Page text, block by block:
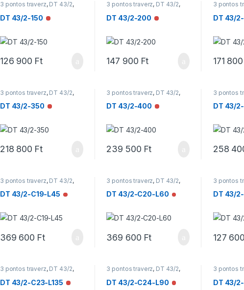
3 pontos traverz, DT 43/2,
Traverzek
DT 43/2-150 Nincs raktáron
126 900 Ft
3 pontos traverz, DT 43/2,
Traverzek
DT 43/2-200 Nincs raktáron
147 900 Ft
3 pontos
Traverzek
DT 43/
171 800
3 pontos traverz, DT 43/2,
Traverzek
DT 43/2-350 Nincs raktáron
218 800 Ft
3 pontos traverz, DT 43/2,
Traverzek
DT 43/2-400 Nincs raktáron
239 500 Ft
3 pontos
Traverzek
DT 43/
258
3 pontos traverz, DT 43/2,
DT 43/2-C19-L45 Nincs raktáron
369 600 Ft
3 pontos traverz, DT 43/2,
DT 43/2-C20-L60 Nincs raktáron
369 600 Ft
3 pontos
DT 43/
127 600
3 pontos traverz, DT 43/2,
Traverzek
DT 43/2-C23-L135 Nincs raktáron
3 pontos traverz, DT 43/2,
Traverzek
DT 43/2-C24-L90 Nincs raktáron
3 pontos
Traverzek
DT 43/